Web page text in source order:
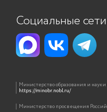
Социальные сети
Министерство образования и
https://minobr.nobl.ru/
Министерство просвещения